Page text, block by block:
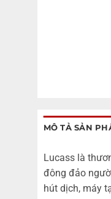
MÔ TẢ SẢN
Lucass là
đông đảo
hút dịch, máy